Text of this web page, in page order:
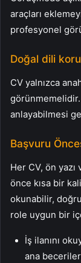
araçları
profesyonel
Doğal dili
CV yalnızca
anlayabilmesi
Başvuru
Her CV, ön
önce kısa bir
okunabilir,
role uygun bir
İş ilanını
ana